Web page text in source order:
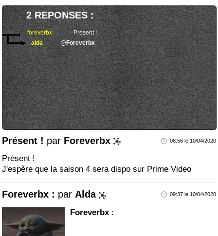
2 REPONSES :
foreverbx
Présent !
alda
@Foreverbx
Présent ! par Foreverbx 08:56 le 10/04/2020
Présent !
J'espère que la saison 4 sera dispo sur Prime Video
Foreverbx : parAlda 09:37 le 10/04/2020
Foreverbx :